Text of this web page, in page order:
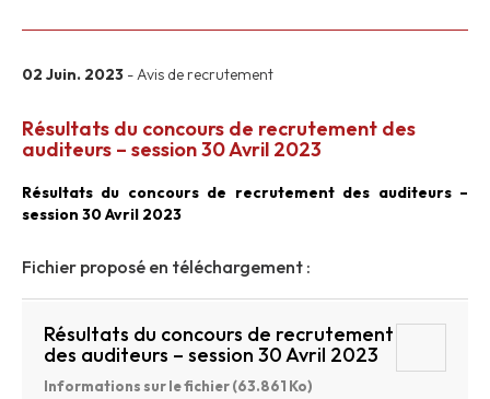
02 Juin. 2023 - Avis de recrutement
Résultats du concours de recrutement des
auditeurs – session 30 Avril 2023
Résultats du concours de recrutement des auditeurs –
session 30 Avril 2023
Fichier proposé en téléchargement :
Résultats du concours de recrutement
des auditeurs – session 30 Avril 2023
Informations sur le fichier (63.861 Ko)